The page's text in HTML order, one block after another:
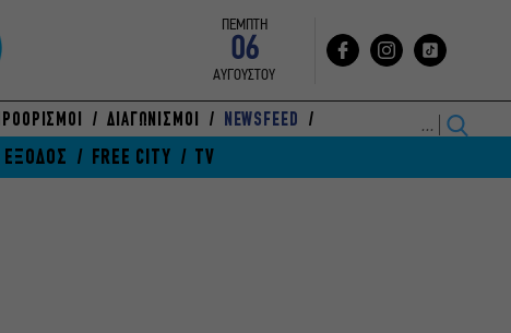
ΠΕΜΠΤΗ
06
ΑΥΓΟΥΣΤΟΥ
ΠΡΟΟΡΙΣΜΟΙ ΔΙΑΓΩΝΙΣΜΟΙ NEWSFEED
ΕΞΟΔΟΣ FREE CITY TV